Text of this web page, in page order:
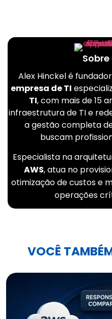
Alex Hinckel é
empresa de TI
TI, com mais de 15
infraestrutura de TI e
a gestão completa
buscam
Especialista na
AWS, atua no
otimização de custos e
operações
VOCÊ